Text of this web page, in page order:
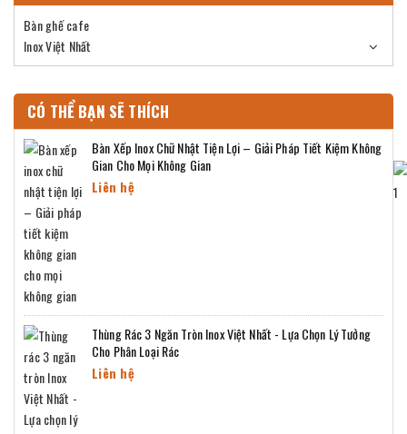
Bàn ghế cafe
Inox Việt Nhất
CÓ THỂ BẠN SẼ THÍCH
Bàn Xếp Inox Chữ Nhật Tiện Lợi – Giải Pháp Tiết Kiệm Không
Gian Cho Mọi Không Gian
Liên hệ
Thùng Rác 3 Ngăn Tròn Inox Việt Nhất - Lựa Chọn Lý Tưởng
Cho Phân Loại Rác
Liên hệ